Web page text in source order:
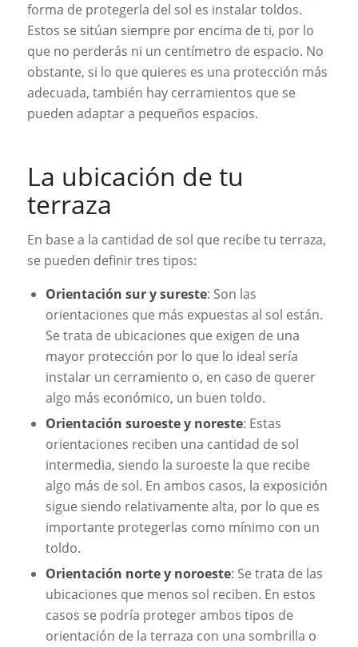
forma de protegerla del sol es instalar toldos.
Estos se sitúan siempre por encima de ti, por lo
que no perderás ni un centímetro de espacio. No
obstante, si lo que quieres es una protección más
adecuada, también hay cerramientos que se
pueden adaptar a pequeños espacios.
La ubicación de tu
terraza
En base a la cantidad de sol que recibe tu terraza,
se pueden definir tres tipos:
Orientación sur y sureste: Son las
orientaciones que más expuestas al sol están.
Se trata de ubicaciones que exigen de una
mayor protección por lo que lo ideal sería
instalar un cerramiento o, en caso de querer
algo más económico, un buen toldo.
Orientación suroeste y noreste: Estas
orientaciones reciben una cantidad de sol
intermedia, siendo la suroeste la que recibe
algo más de sol. En ambos casos, la exposición
sigue siendo relativamente alta, por lo que es
importante protegerlas como mínimo con un
toldo.
Orientación norte y noroeste: Se trata de las
ubicaciones que menos sol reciben. En estos
casos se podría proteger ambos tipos de
orientación de la terraza con una sombrilla o